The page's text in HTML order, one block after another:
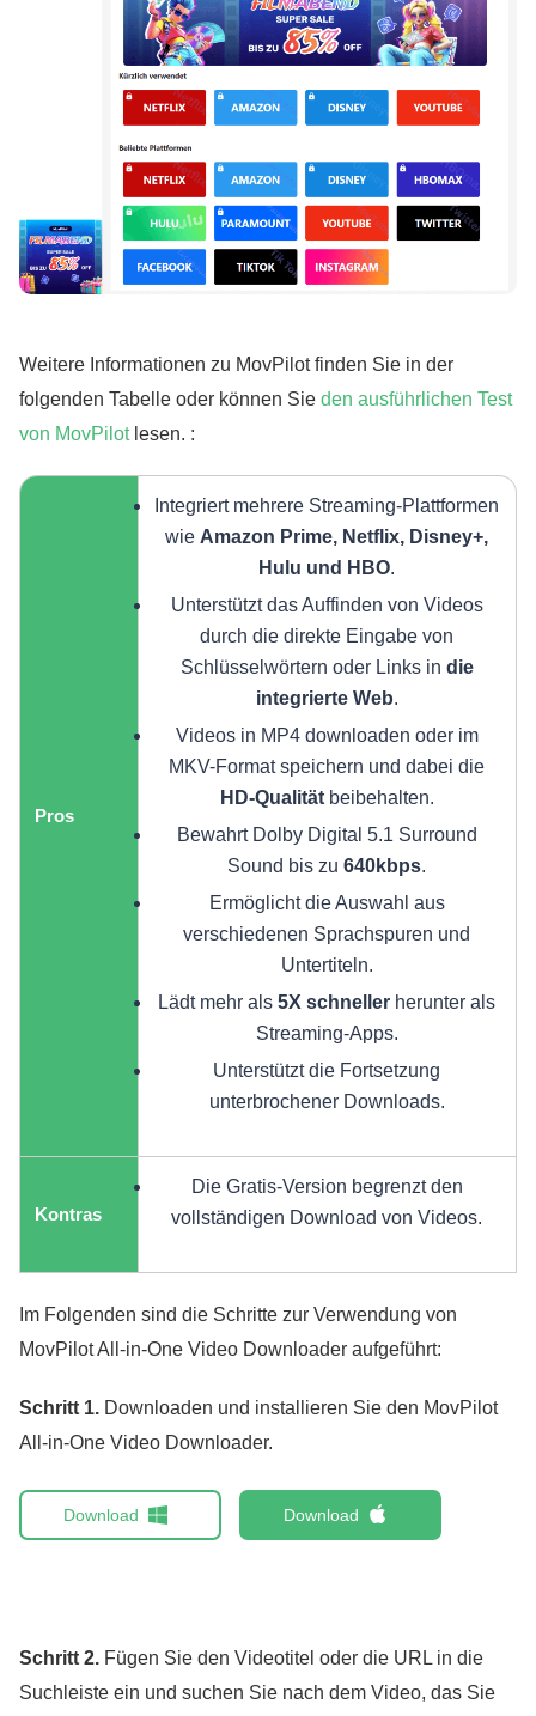
Weitere Informationen zu MovPilot finden Sie in der
folgenden Tabelle oder können Sie den ausführlichen Test
von MovPilotlesen. :
Pros
Integriert mehrere Streaming-Plattformen
wie Amazon Prime, Netflix, Disney+,
Hulu und HBO.
Unterstützt das Auffinden von Videos
durch die direkte Eingabe von
Schlüsselwörtern oder Links in die
integrierte Web.
Videos in MP4 downloaden oder im
MKV-Format speichern und dabei die
HD-Qualität beibehalten.
Bewahrt Dolby Digital 5.1 Surround
Sound bis zu640kbps.
Ermöglicht die Auswahl aus
verschiedenen Sprachspuren und
Untertiteln.
Lädt mehr als5X schneller herunter als
Streaming-Apps.
Unterstützt die Fortsetzung
unterbrochener Downloads.
Kontras
Die Gratis-Version begrenzt den
vollständigen Download von Videos.
Im Folgenden sind die Schritte zur Verwendung von
MovPilot All-in-One Video Downloader aufgeführt:
Schritt 1.Downloaden und installieren Sie den MovPilot
All-in-One Video Downloader.
Download Download
Schritt 2.Fügen Sie den Videotitel oder die URL in die
Suchleiste ein und suchen Sie nach dem Video, das Sie